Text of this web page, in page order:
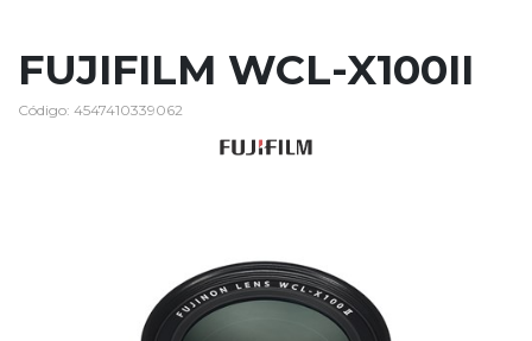
FUJIFILM WCL-X100II
Código: 4547410339062